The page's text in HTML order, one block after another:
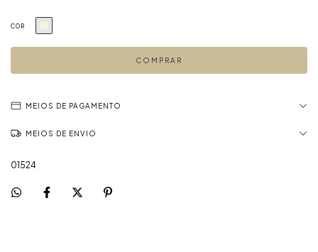
COR
MEIOS DE PAGAMENTO
MEIOS DE ENVIO
01524